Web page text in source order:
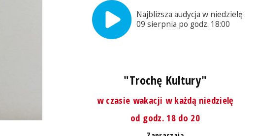
Najbliższa audycja w niedzielę,
09 sierpnia po godz. 18:00
"Trochę Kultury"
w czasie wakacji w każdą niedzielę
od godz. 18 do 20